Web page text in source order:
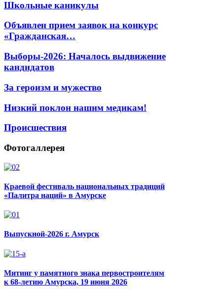
Школьные каникулы
Объявлен прием заявок на конкурс
«Гражданская…
Выборы-2026: Началось выдвижение
кандидатов
За героизм и мужество
Низкий поклон нашим медикам!
Происшествия
Фотогаллерея
Краевой фестиваль национальных традиций
«Палитра наций» в Амурске
Выпускной-2026 г. Амурск
Митинг у памятного знака первостроителям
к 68-летию Амурска, 19 июня 2026